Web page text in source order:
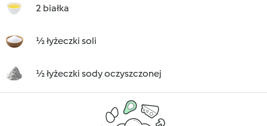
2 białka
½ łyżeczki soli
½ łyżeczki sody oczyszczonej